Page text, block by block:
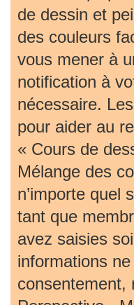
de dessin et
des couleurs
vous mener à
notification à
nécessaire.
pour aider au
« Cours de
Mélange des
n’importe quel
tant que
avez saisies
informations
consentement,